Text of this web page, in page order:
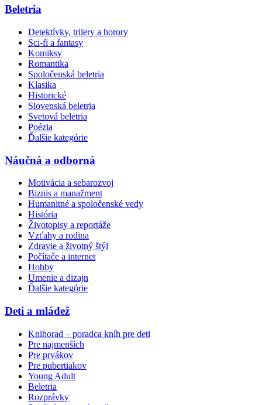
Beletria
Detektívky, trilery a horory
Sci-fi a fantasy
Komiksy
Romantika
Spoločenská beletria
Klasika
Historické
Slovenská beletria
Svetová beletria
Poézia
Ďalšie kategórie
Náučná a odborná
Motivácia a sebarozvoj
Biznis a manažment
Humanitné a spoločenské vedy
História
Životopisy a reportáže
Vzťahy a rodina
Zdravie a životný štýl
Počítače a internet
Hobby
Umenie a dizajn
Ďalšie kategórie
Deti a mládež
Knihorad – poradca kníh pre deti
Pre najmenších
Pre prvákov
Pre pubertiakov
Young Adult
Beletria
Rozprávky